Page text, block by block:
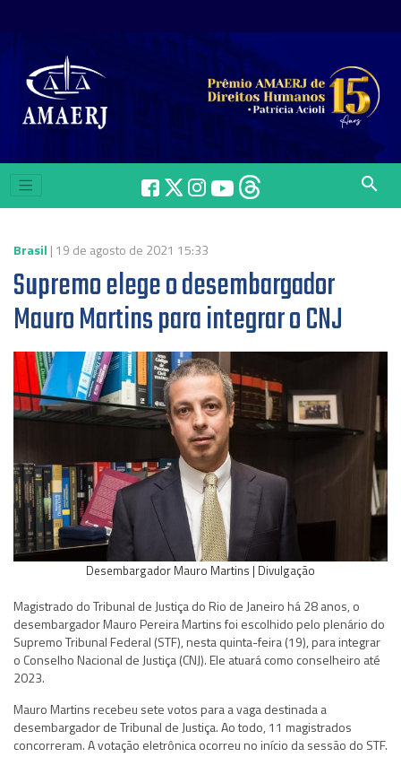
search
Brasil | 19 de agosto de 2021 15:33
Supremo elege o desembargador
Mauro Martins para integrar o CNJ
Desembargador Mauro Martins | Divulgação
Magistrado do Tribunal de Justiça do Rio de Janeiro há 28 anos, o
desembargador Mauro Pereira Martins foi escolhido pelo plenário do
Supremo Tribunal Federal (STF), nesta quinta-feira (19), para integrar
o Conselho Nacional de Justiça (CNJ). Ele atuará como conselheiro até
2023.
Mauro Martins recebeu sete votos para a vaga destinada a
desembargador de Tribunal de Justiça. Ao todo, 11 magistrados
concorreram. A votação eletrônica ocorreu no início da sessão do STF.